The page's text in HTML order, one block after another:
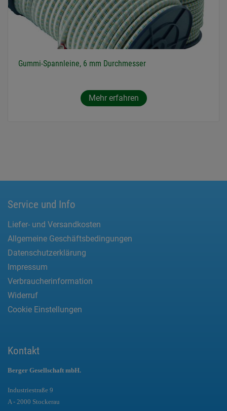
Gummi-Spannleine, 6 mm Durchmesser
Mehr erfahren
Service und Info
Liefer- und Versandkosten
Allgemeine Geschäftsbedingungen
Datenschutzerklärung
Impressum
Verbraucherinformation
Widerruf
Cookie Einstellungen
Kontakt
Berger Gesellschaft mbH.
Industriestraße 9
A - 2000 Stockerau